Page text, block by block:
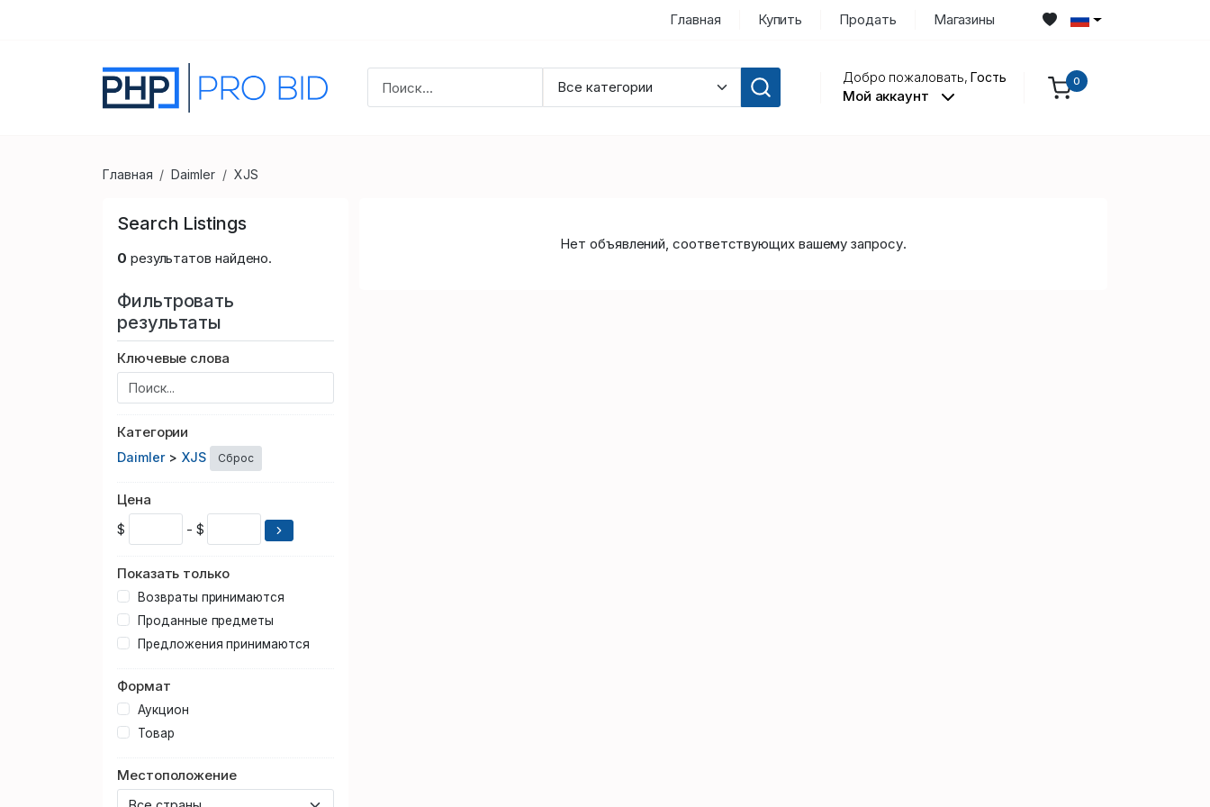
Главная Купить Продать Магазины
Добро пожаловать,Гость
Мой аккаунт
0
Главная Daimler XJS
Search Listings
0 результатов найдено.
Фильтровать
результаты
Ключевые слова
Категории
Daimler> XJS Сброс
Цена
$ - $
Показать только
Возвраты принимаются
Проданные предметы
Предложения принимаются
Формат
Аукцион
Товар
Местоположение
Нет объявлений, соответствующих вашему запросу.